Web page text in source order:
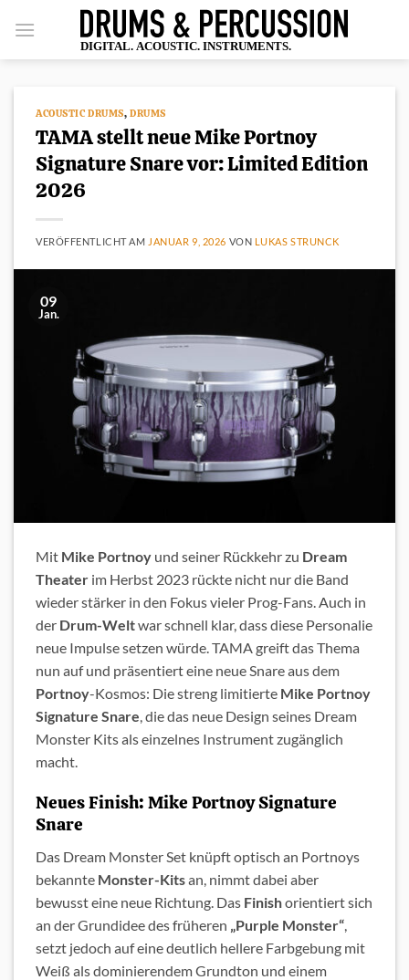
Inhalt
springen
ACOUSTIC DRUMS, DRUMS
TAMA stellt neue Mike Portnoy
Signature Snare vor: Limited Edition
2026
VERÖFFENTLICHT AM JANUAR 9, 2026 VON LUKAS STRUNCK
09
Jan.
Mit Mike Portnoy und seiner Rückkehr zu Dream
Theater im Herbst 2023 rückte nicht nur die Band
wieder stärker in den Fokus vieler Prog-Fans. Auch in
der Drum-Weltwar schnell klar, dass diese Personalie
neue Impulse setzen würde. TAMA greift das Thema
nun auf und präsentiert eine neue Snare aus dem
Portnoy-Kosmos: Die streng limitierte Mike Portnoy
Signature Snare, die das neue Design seines Dream
Monster Kits als einzelnes Instrument zugänglich
macht.
Neues Finish: Mike Portnoy Signature
Snare
Das Dream Monster Set knüpft optisch an Portnoys
bekannte Monster-Kitsan, nimmt dabei aber
bewusst eine neue Richtung. Das Finishorientiert sich
an der Grundidee des früheren „Purple Monster“
setzt jedoch auf eine deutlich hellere Farbgebung mit
Weiß als dominierendem Grundton und einem